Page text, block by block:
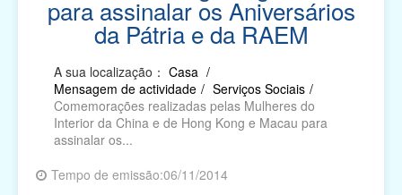
Serviços Sociais
Associações Comerciais, Profissionais e Sindicatos
Religião
Campanhas de Actividades Filantrópicas, Voluntárias
e Intermediárias
Associações Cívicas e de Conterrâneos
para assinalar os Aniversários
da Pátria e da RAEM
A sua localização： Casa /
Mensagem de actividade / Serviços Sociais /
Comemorações realizadas pelas Mulheres do
Interior da China e de Hong Kong e Macau para
assinalar os...
Tempo de emissão:06/11/2014